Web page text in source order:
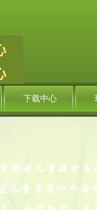
下载中心